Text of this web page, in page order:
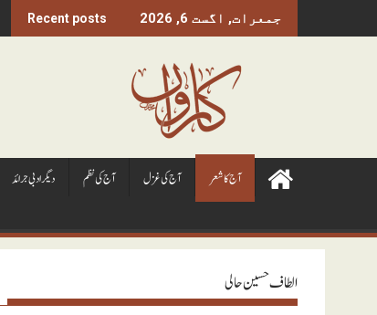
جمعرات, اگست 6, 2026 Recent posts
آج کا شعر آج کی غزل آج کی نظم ديگر ادبی جرائد
الطاف حسین حالی